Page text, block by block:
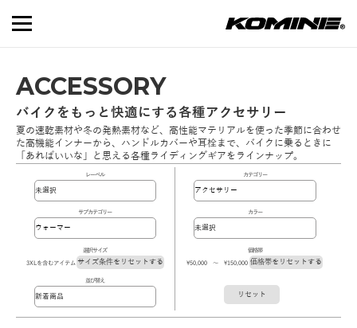
ACCESSORY
バイクをもっと快適にする各種アクセサリー
夏の速乾素材や冬の発熱素材など、高性能マテリアルを使った季節に合わせ
た高機能インナーから、ハンドルカバーや耳栓まで、バイクに乗るときに
「あればいいな」と思える各種ライディングギアをラインナップ。
レーベル カテゴリー
サブカテゴリー カラー
選択サイズ
3XLを含むアイテム サイズ条件をリセットする
価格帯
\50,000 ～ \150,000 価格帯をリセットする
並び替え
リセット